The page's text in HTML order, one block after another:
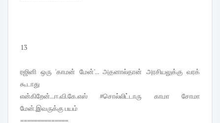
13
ரஜினி ஒரு 'காமன் மேன்'... அதனால்தான் அரசியலுக்கு வரக்
கூடாது
என்கிறேன்...ஈ.வி.கே.எஸ் #சொல்லிட்டாரு காமா சோமா
மேன்.இவருக்கு பயம்
==============